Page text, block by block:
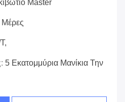
Master
Μέρες
5 Εκατομμύρια Μανίκια Την